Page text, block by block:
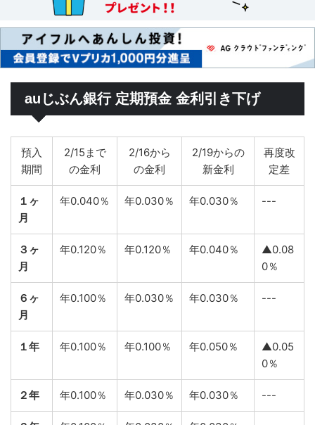
auじぶん銀行 定期預金 金利引き下げ
預入
期間
2/15まで
の金利
2/16から
の金利
2/19からの
新金利
再度改
定差
１ヶ
月
年0.040％ 年0.030％ 年0.030％ ---
３ヶ
月
年0.120％ 年0.120％ 年0.040％
▲0.08
0％
６ヶ
月
年0.100％ 年0.030％ 年0.030％ ---
１年 年0.100％ 年0.100％ 年0.050％
▲0.05
0％
２年 年0.100％ 年0.030％ 年0.030％ ---